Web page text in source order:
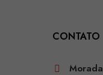
CONTATO
Morada